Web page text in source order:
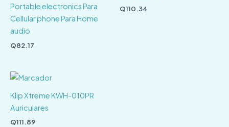
Portable electronics Para
Cellular phone Para Home
audio
Q82.17
Q110.34
Klip Xtreme KWH-010PR
Auriculares
Q111.89